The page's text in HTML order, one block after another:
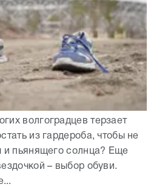
волгоградцев терзает
из гардероба, чтобы не
и пьянящего солнца? Еще
– выбор обуви.